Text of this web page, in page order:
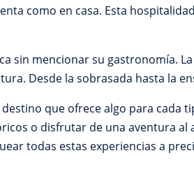
como en casa. Esta
sin mencionar su gastronomía.
Desde la sobrasada hasta la
que ofrece algo para cada
o disfrutar de una aventura al
todas estas experiencias a